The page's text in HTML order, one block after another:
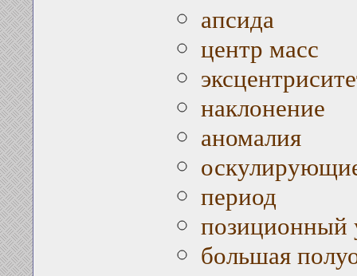
апсида
центр масс
наклонение
аномалия
период
позиционный
большая